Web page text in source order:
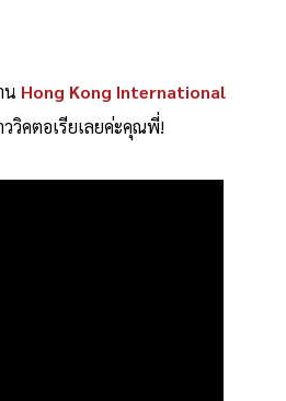
น Hong Kong International
วิคตอเรียเลยค่ะคุณพี่!